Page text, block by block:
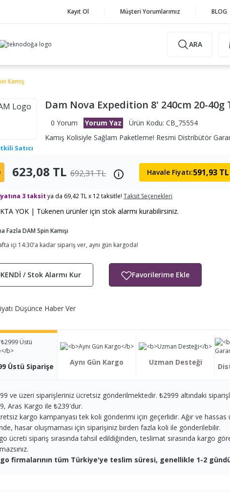
Kayıt Ol Müşteri Yorumlarımız BLOG
ARA
Kamış
Satıcı
Dam Nova Expedition 8' 240cm 20-40g
0 Yorum Yorum Yaz
Ürün Kodu: CB_75554
Kamış Kolisiyle Sağlam Paketleme! Resmi Distribütör
623,08 TL 692,31 TL Havale Fiyatı:591,93 TL
3 taksit ya da 69,42 TL x 12 taksitle! Taksit Seçenekleri
YOK | Tükenen ürünler için stok alarmı kurabilirsiniz.
Fazla DAM Spin Kamışı
içi 14:30'a kadar sipariş ver, aynı gün kargoda!
/ Stok Alarmı Kur
Düşünce Haber Ver
Üstü Siparişe Aynı Gün Kargo Uzman Desteği
ve üzeri siparişleriniz ücretsiz gönderilmektedir. ₺2999 altındaki
Aras Kargo ile ₺239'dur.
kargo kampanyası tek koli gönderimi için geçerlidir. Ağır ve
hasar oluşmaması için siparişiniz birden fazla koli ile gönderilebilir.
ücreti sipariş sırasında tahsil edildiğinden, teslimat sırasında kargo
firmalarının tüm Türkiye'ye teslim süresi, genellikle 1-2